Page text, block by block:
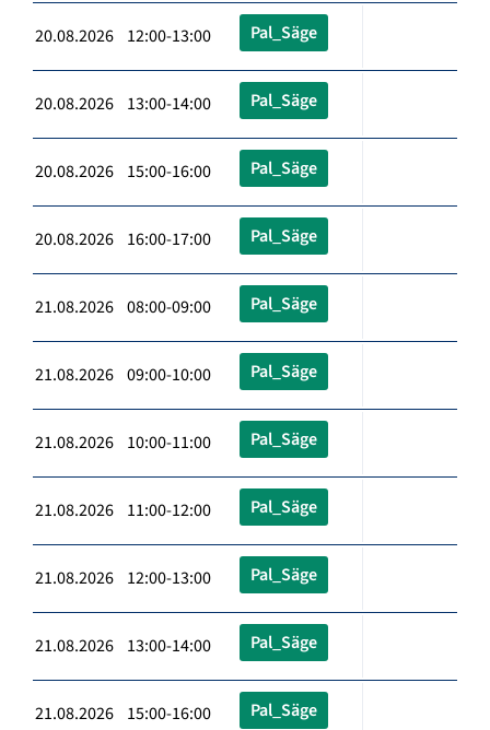
20.08.2026 12:00-13:00 Pal_Säge
20.08.2026 13:00-14:00 Pal_Säge
20.08.2026 15:00-16:00 Pal_Säge
20.08.2026 16:00-17:00 Pal_Säge
21.08.2026 08:00-09:00 Pal_Säge
21.08.2026 09:00-10:00 Pal_Säge
21.08.2026 10:00-11:00 Pal_Säge
21.08.2026 11:00-12:00 Pal_Säge
21.08.2026 12:00-13:00 Pal_Säge
21.08.2026 13:00-14:00 Pal_Säge
21.08.2026 15:00-16:00 Pal_Säge